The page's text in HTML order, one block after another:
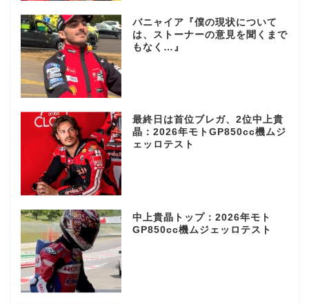
バニャイア『僕の現状について
は、ストーナーの意見を聞くまで
もなく…』
最終日は首位ブレガ、2位中上貴
晶：2026年モトGP850cc機ムジ
ェッロテスト
中上貴晶トップ：2026年モト
GP850cc機ムジェッロテスト